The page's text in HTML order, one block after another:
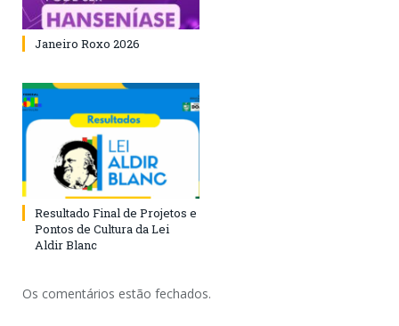
Janeiro Roxo 2026
Resultado Final de Projetos e
Pontos de Cultura da Lei
Aldir Blanc
Os comentários estão fechados.